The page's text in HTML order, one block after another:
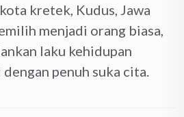
kretek, Kudus, Jawa
menjadi orang biasa,
laku kehidupan
penuh suka cita.